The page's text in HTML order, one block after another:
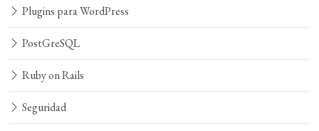
Plugins para WordPress
PostGreSQL
Ruby on Rails
Seguridad